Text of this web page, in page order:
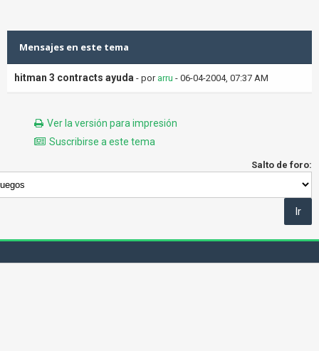
Mensajes en este tema
hitman 3 contracts ayuda - por arru - 06-04-2004, 07:37 AM
Ver la versión para impresión
Suscribirse a este tema
Salto de foro: